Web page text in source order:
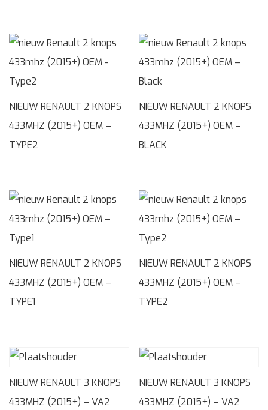
NIEUW RENAULT 2 KNOPS
433MHZ (2015+) OEM –
TYPE2
NIEUW RENAULT 2 KNOPS
433MHZ (2015+) OEM –
BLACK
NIEUW RENAULT 2 KNOPS
433MHZ (2015+) OEM –
TYPE1
NIEUW RENAULT 2 KNOPS
433MHZ (2015+) OEM –
TYPE2
NIEUW RENAULT 3 KNOPS
433MHZ (2015+) – VA2
NIEUW RENAULT 3 KNOPS
433MHZ (2015+) – VA2